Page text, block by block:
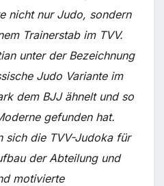
nicht nur Judo, sondern
Trainerstab im TVV.
unter der Bezeichnung
Judo Variante im
dem BJJ ähnelt und so
gefunden hat.
sich die TVV-Judoka für
der Abteilung und
motivierte